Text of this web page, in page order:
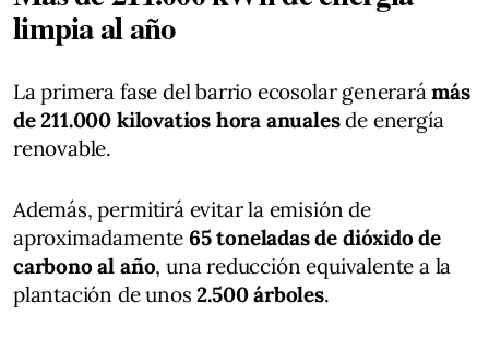
limpia al año
La primera fase del barrio ecosolar generarámás
de 211.000 kilovatios hora anualesde energía
renovable.
Además, permitirá evitar la emisión de
aproximadamente 65 toneladas de dióxido de
carbono al año, una reducción equivalente a la
plantación de unos2.500 árboles.